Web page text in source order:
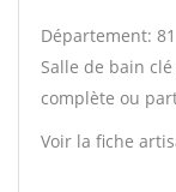
Département: 81
Salle de bain
complète ou
Voir la fiche